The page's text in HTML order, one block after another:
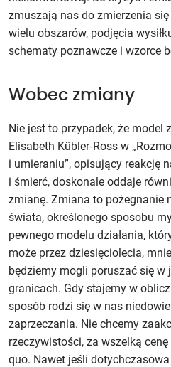
zmuszają nas do zmierzenia
wielu obszarów, podjęcia
schematy poznawcze i wzorce
Wobec zmiany
Nie jest to przypadek, że model
Elisabeth Kübler‑Ross w
i umieraniu”, opisujący reakcję
i śmierć, doskonale oddaje
zmianę. Zmiana to pożegnanie
świata, określonego sposobu
pewnego modelu działania,
może przez dziesięciolecia,
będziemy mogli poruszać się w
granicach. Gdy stajemy w
sposób rodzi się w nas
zaprzeczania. Nie chcemy
rzeczywistości, za wszelką
quo. Nawet jeśli